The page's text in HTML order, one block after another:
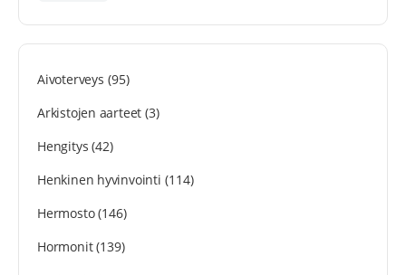
Aivoterveys (95)
Arkistojen aarteet (3)
Hengitys (42)
Henkinen hyvinvointi (114)
Hermosto(146)
Hormonit(139)